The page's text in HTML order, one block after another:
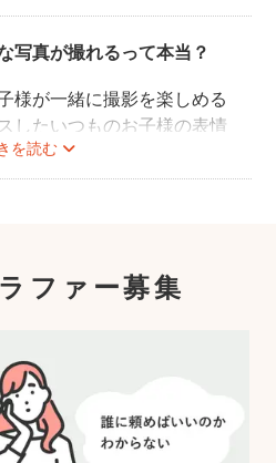
家族のペースに合わせなが
危険なものがないか注意を
行しますのでご安心くださ
写真が撮れるって本当？
を読む
様が一緒に撮影を楽しめる
したいつものお子様の表情
に長けたプロカメラマンの
ファー募集